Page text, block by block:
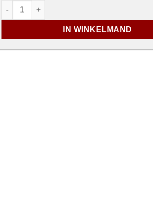
Ladder-Safe clamp set voor bestelwagen
IN WINKELMAND